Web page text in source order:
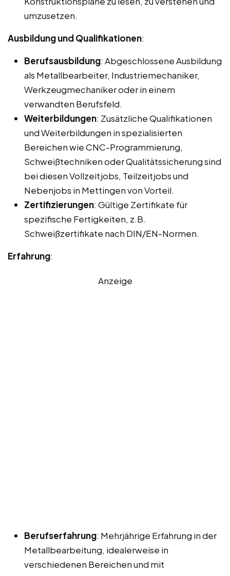
umzusetzen.
Ausbildung und Qualifikationen:
Berufsausbildung: Abgeschlossene Ausbildung
als Metallbearbeiter, Industriemechaniker,
Werkzeugmechaniker oder in einem
verwandten Berufsfeld.
Weiterbildungen: Zusätzliche Qualifikationen
und Weiterbildungen in spezialisierten
Bereichen wie CNC-Programmierung,
Schweißtechniken oder Qualitätssicherung sind
bei diesen Vollzeitjobs, Teilzeitjobs und
Nebenjobs in Mettingen von Vorteil.
Zertifizierungen: Gültige Zertifikate für
spezifische Fertigkeiten, z.B.
Schweißzertifikate nach DIN/EN-Normen.
Erfahrung:
Anzeige
Berufserfahrung: Mehrjährige Erfahrung in der
Metallbearbeitung, idealerweise in
verschiedenen Bereichen und mit